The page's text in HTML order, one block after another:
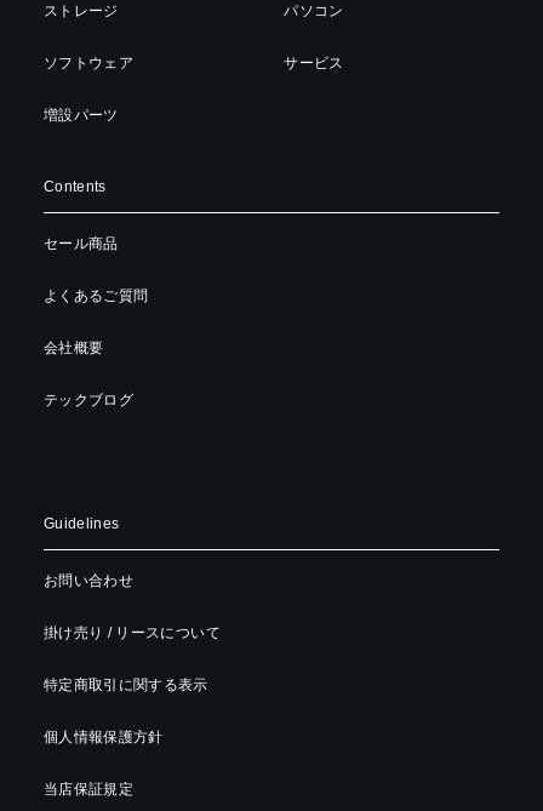
ストレージ
ソフトウェア
増設パーツ
パソコン
サービス
Contents
セール商品
よくあるご質問
会社概要
テックブログ
Guidelines
お問い合わせ
掛け売り / リースについて
特定商取引に関する表示
個人情報保護方針
当店保証規定